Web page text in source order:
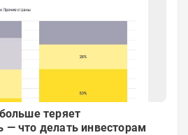
теряет
— что делать инвесторам